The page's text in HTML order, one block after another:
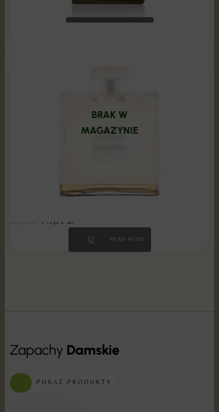
BRAK W
MAGAZYNIE
Chanel - Gabrielle 100 ml Edp PRODUKT
509,00 zł 149,99 zł
READ MORE
Zapachy Damskie
POKAŻ PRODUKTY